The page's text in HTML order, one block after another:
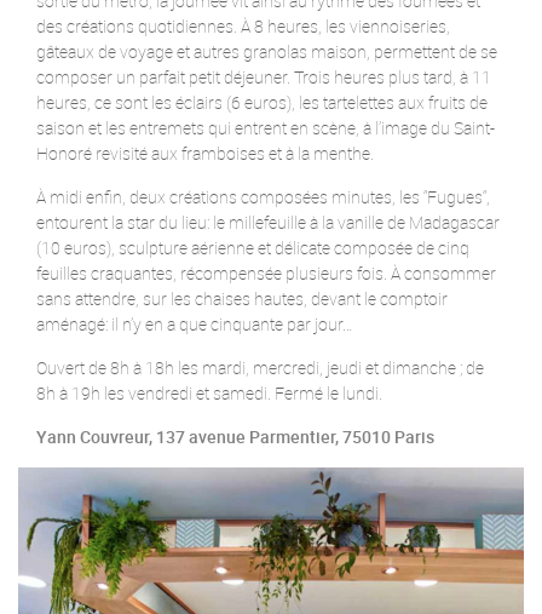
des créations quotidiennes. À 8 heures, les viennoiseries,
gâteaux de voyage et autres granolas maison, permettent de se
composer un parfait petit déjeuner. Trois heures plus tard, à 11
heures, ce sont les éclairs (6 euros), les tartelettes aux fruits de
saison et les entremets qui entrent en scène, à l’image du Saint-
Honoré revisité aux framboises et à la menthe.
À midi enfin, deux créations composées minutes, les “Fugues“,
entourent la star du lieu: le millefeuille à la vanille de Madagascar
(10 euros), sculpture aérienne et délicate composée de cinq
feuilles craquantes, récompensée plusieurs fois. À consommer
sans attendre, sur les chaises hautes, devant le comptoir
aménagé: il n’y en a que cinquante par jour…
Ouvert de 8h à 18h les mardi, mercredi, jeudi et dimanche ; de
8h à 19h les vendredi et samedi. Fermé le lundi.
Yann Couvreur, 137 avenue Parmentier, 75010 Paris